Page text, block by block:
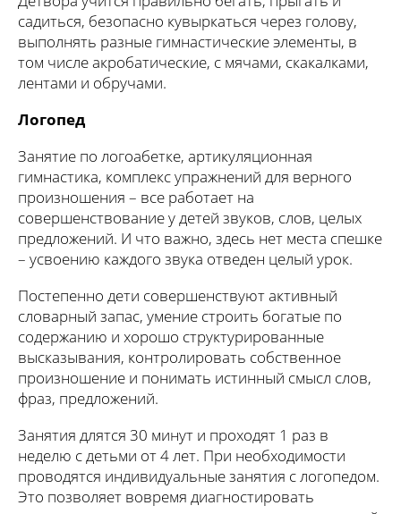
садиться, безопасно кувыркаться через голову,
выполнять разные гимнастические элементы, в
том числе акробатические, с мячами, скакалками,
лентами и обручами.
Логопед
Занятие по логоабетке, артикуляционная
гимнастика, комплекс упражнений для верного
произношения – все работает на
совершенствование у детей звуков, слов, целых
предложений. И что важно, здесь нет места спешке
– усвоению каждого звука отведен целый урок.
Постепенно дети совершенствуют активный
словарный запас, умение строить богатые по
содержанию и хорошо структурированные
высказывания, контролировать собственное
произношение и понимать истинный смысл слов,
фраз, предложений.
Занятия длятся 30 минут и проходят 1 раз в
неделю с детьми от 4 лет. При необходимости
проводятся индивидуальные занятия с логопедом.
Это позволяет вовремя диагностировать